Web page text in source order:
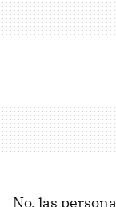
No, las